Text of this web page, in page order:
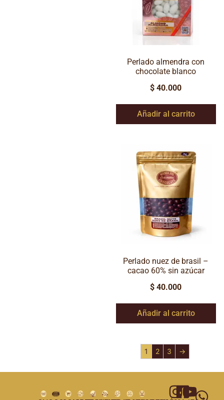
Perlado almendra con
chocolate blanco
$ 40.000
Añadir al carrito
Perlado nuez de brasil –
cacao 60% sin azúcar
$ 40.000
Añadir al carrito
1 2 3 →